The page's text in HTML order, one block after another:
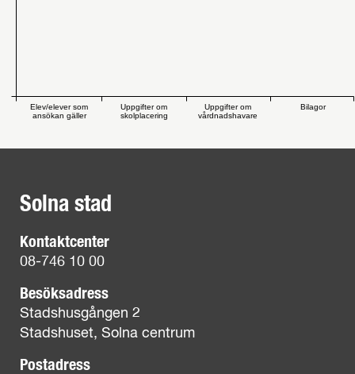
Elev/elever som
ansökan gäller
Uppgifter om
skolplacering
Uppgifter om
vårdnadshavare
Bilagor
Solna stad
Kontaktcenter
08-746 10 00
Besöksadress
Stadshusgången 2
Stadshuset, Solna centrum
Postadress